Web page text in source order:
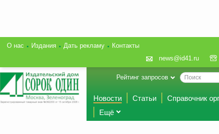
О нас Издания Дать рекламу
Контакты
news@id41.ru
Рейтинг запросов
Новости Статьи
Справочник
Ещё